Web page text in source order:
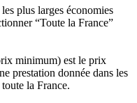
plus larges économies
“Toute la France”
minimum) est le prix
prestation donnée dans les
la France.